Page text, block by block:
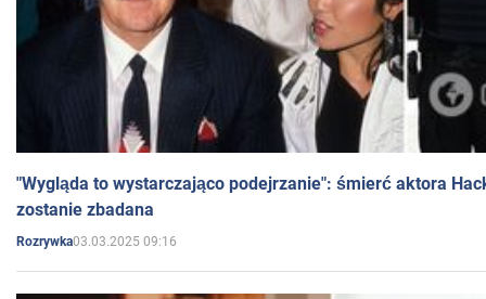
"Wygląda to wystarczająco podejrzanie": śmierć aktora
zostanie zbadana
Rozrywka03.03.2025 09:16